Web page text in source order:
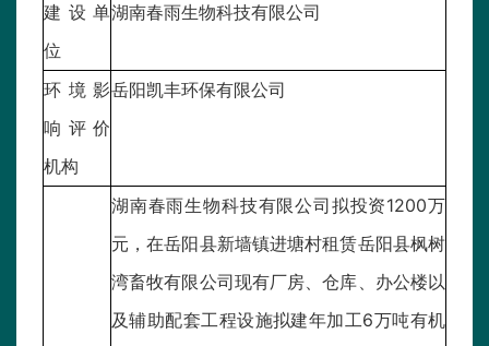
建设单
位
湖南春雨生物科技有限公司
环境影
响评价
机构
岳阳凯丰环保有限公司
湖南春雨生物科技有限公司拟投资1200万
元，在岳阳县新墙镇进塘村租赁岳阳县枫树
湾畜牧有限公司现有厂房、仓库、办公楼以
及辅助配套工程设施拟建年加工6万吨有机